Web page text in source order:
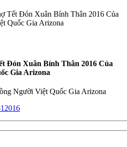
Tết Đón Xuân Bính Thân 2016 Của
Quốc Gia Arizona
Đón Xuân Bính Thân 2016 Của
Gia Arizona
Người Việt Quốc Gia Arizona